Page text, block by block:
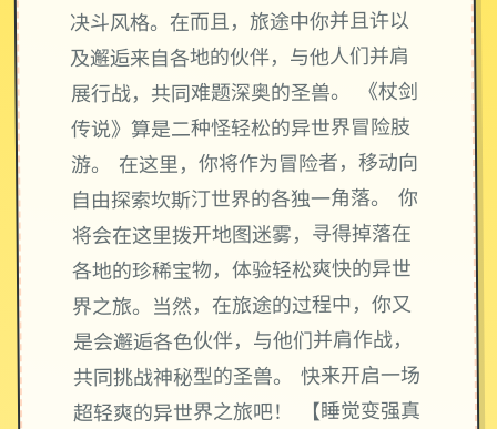
决斗风格。在而且，旅途中你并且许以
及邂逅来自各地的伙伴，与他人们并肩
展行战，共同难题深奥的圣兽。 《杖剑
传说》算是二种怪轻松的异世界冒险肢
游。 在这里，你将作为冒险者，移动向
自由探索坎斯汀世界的各独一角落。 你
将会在这里拨开地图迷雾，寻得掉落在
各地的珍稀宝物，体验轻松爽快的异世
界之旅。当然，在旅途的过程中，你又
是会邂逅各色伙伴，与他们并肩作战，
共同挑战神秘型的圣兽。 快来开启一场
超轻爽的异世界之旅吧！ 【睡觉变强真